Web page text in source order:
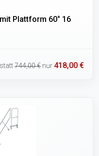
Plattform 60° 16
statt744,00 € nur 418,00 €